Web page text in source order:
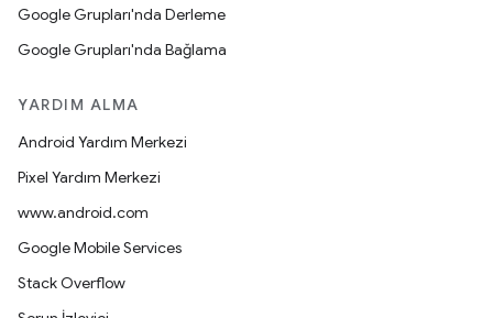
Google Grupları'nda Derleme
Google Grupları'nda Bağlama
YARDIM ALMA
Android Yardım Merkezi
Pixel Yardım Merkezi
www.android.com
Google Mobile Services
Stack Overflow